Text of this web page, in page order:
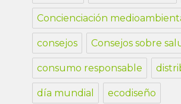
Concienciación
consejos Consejos sobre
consumo responsable
día mundial ecodiseño